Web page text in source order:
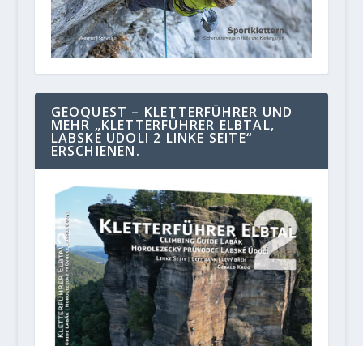
GEOQUEST – KLETTERFÜHRER UND
MEHR „KLETTERFÜHRER ELBTAL,
LABSKE UDOLI 2 LINKE SEITE“
ERSCHIENEN.